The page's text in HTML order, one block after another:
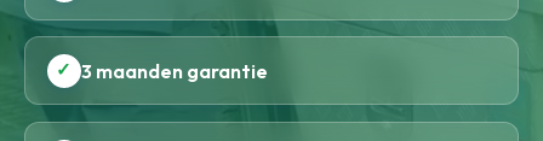
✓ 3 maanden garantie